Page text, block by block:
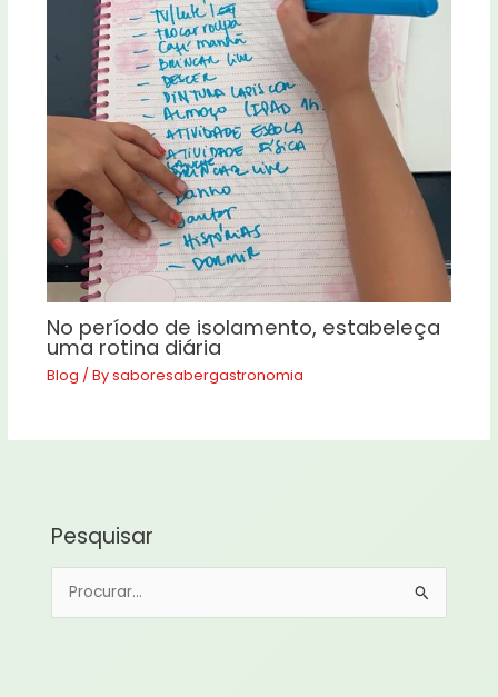
No período de isolamento, estabeleça
uma rotina diária
Blog / Bysaboresabergastronomia
Pesquisar